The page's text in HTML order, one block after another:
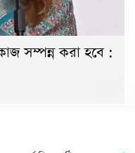
সম্পন্ন করা হবে :